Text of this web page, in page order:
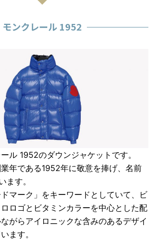
モンクレール 1952
ル 1952のダウンジャケットです。
年である1952年に敬意を捧げ、名前
ます。
マーク 」をキーワードとしていて、ビ
ロゴとビタミンカラーを中心とした配
がらアイロニックな含みのあるデザイ
ます。